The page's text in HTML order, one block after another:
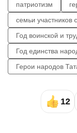
патриотизм
семьи участников
Год воинской и
Год единства
Герои народов
12